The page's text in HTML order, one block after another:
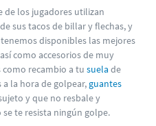
de los jugadores utilizan
sus tacos de billar y flechas, y
disponibles las mejores
como accesorios de muy
recambio a tu suela de
la hora de golpear, guantes
y que no resbale y
se te resista ningún golpe.